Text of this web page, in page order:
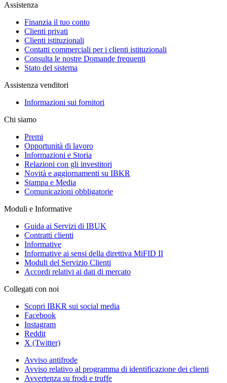
Assistenza
Finanzia il tuo conto
Clienti privati
Clienti istituzionali
Contatti commerciali per i clienti istituzionali
Consulta le nostre Domande frequenti
Stato del sistema
Assistenza venditori
Informazioni sui fornitori
Chi siamo
Premi
Opportunità di lavoro
Informazioni e Storia
Relazioni con gli investitori
Novità e aggiornamenti su IBKR
Stampa e Media
Comunicazioni obbligatorie
Moduli e Informative
Guida ai Servizi di IBUK
Contratti clienti
Informative
Informative ai sensi della direttiva MiFID II
Moduli del Servizio Clienti
Accordi relativi ai dati di mercato
Collegati con noi
Scopri IBKR sui social media
Facebook
Instagram
Reddit
X (Twitter)
Avviso antifrode
Avviso relativo al programma di identificazione dei clienti
Avvertenza su frodi e truffe